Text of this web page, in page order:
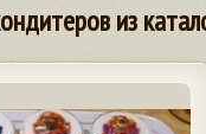
из